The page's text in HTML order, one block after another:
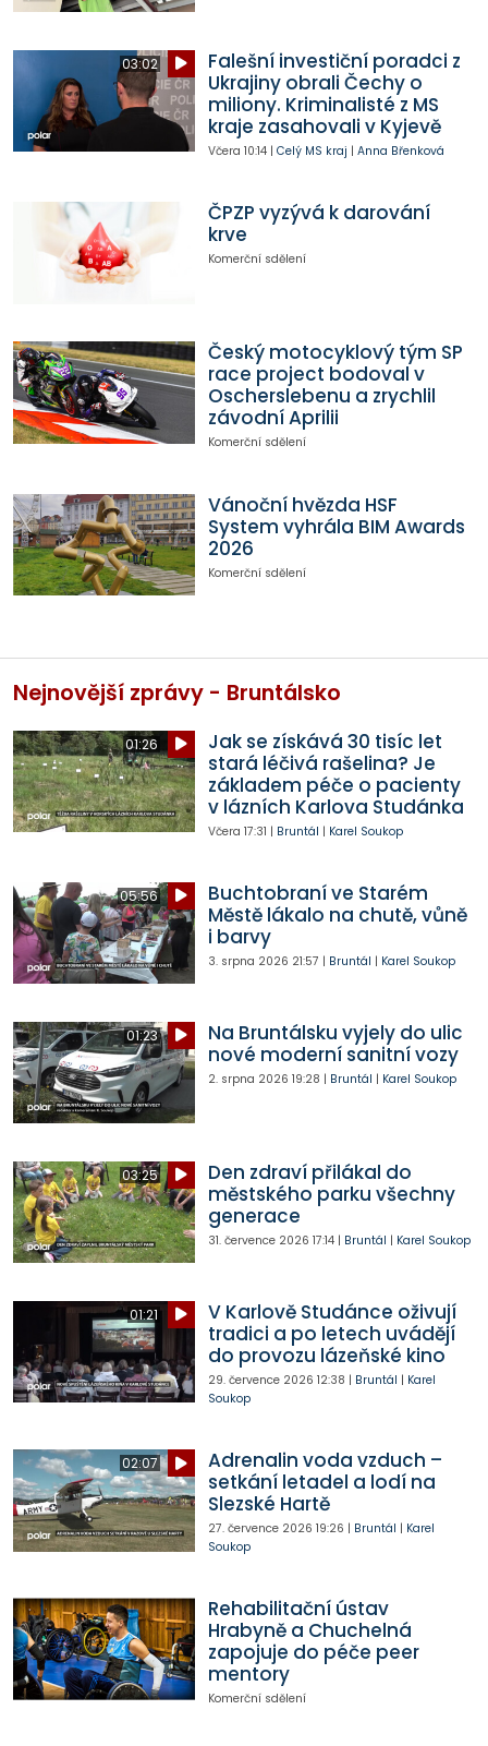
03:02
Falešní investiční poradci z
Ukrajiny obrali Čechy o
miliony. Kriminalisté z MS
kraje zasahovali v Kyjevě
Včera 10:14| Celý MS kraj | Anna Břenková
ČPZP vyzývá k darování
krve
Komerční sdělení
Český motocyklový tým SP
race project bodoval v
Oscherslebenu a zrychlil
závodní Aprilii
Komerční sdělení
Vánoční hvězda HSF
System vyhrála BIM Awards
2026
Komerční sdělení
Nejnovější zprávy - Bruntálsko
01:26
Jak se získává 30 tisíc let
stará léčivá rašelina? Je
základem péče o pacienty
v lázních Karlova Studánka
Včera 17:31 | Bruntál | Karel Soukop
05:56
Buchtobraní ve Starém
Městě lákalo na chutě, vůně
i barvy
3. srpna 2026 21:57 | Bruntál | Karel Soukop
01:23
Na Bruntálsku vyjely do ulic
nové moderní sanitní vozy
2. srpna 2026 19:28 | Bruntál | Karel Soukop
03:25
Den zdraví přilákal do
městského parku všechny
generace
31. července 2026 17:14| Bruntál | Karel Soukop
01:21
V Karlově Studánce oživují
tradici a po letech uvádějí
do provozu lázeňské kino
29. července 2026 12:38 | Bruntál | Karel
Soukop
02:07
Adrenalin voda vzduch –
setkání letadel a lodí na
Slezské Hartě
27. července 2026 19:26 | Bruntál | Karel
Soukop
Rehabilitační ústav
Hrabyně a Chuchelná
zapojuje do péče peer
mentory
Komerční sdělení